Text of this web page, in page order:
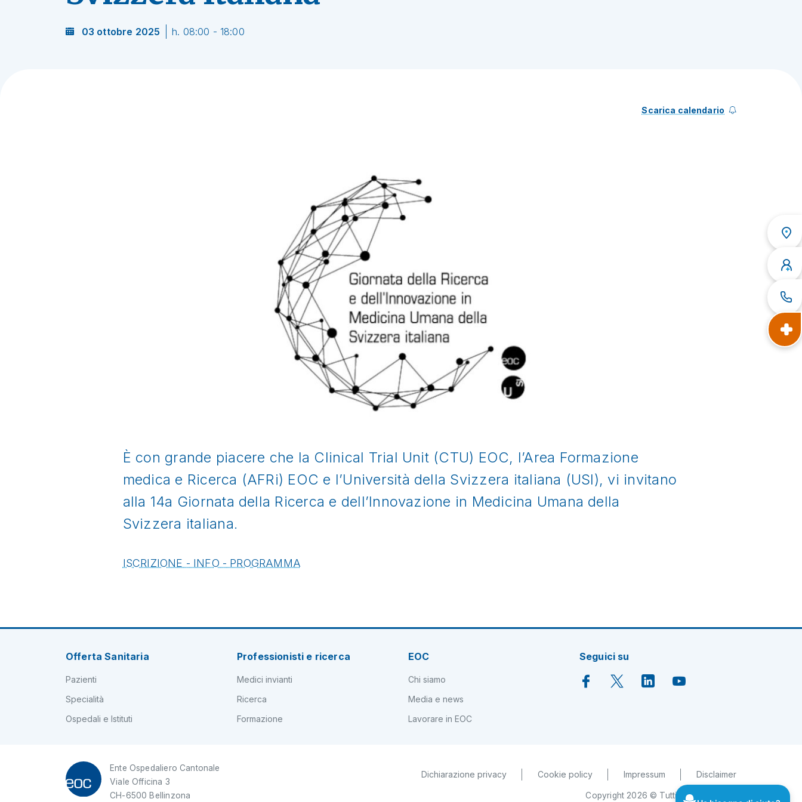
03 ottobre 2025 h. 08:00 - 18:00
Scarica calendario
È con grande piacere che la Clinical Trial Unit (CTU) EOC, l’Area Formazione
medica e Ricerca (AFRi) EOC e l’Università della Svizzera italiana (USI), vi invitano
alla 14a Giornata della Ricerca e dell’Innovazione in Medicina Umana della
Svizzera italiana.
ISCRIZIONE - INFO - PROGRAMMA
Offerta Sanitaria
Pazienti
Specialità
Ospedali e Istituti
Professionisti e ricerca
Medici invianti
Ricerca
Formazione
EOC
Chi siamo
Media e news
Lavorare in EOC
Seguici su
Ente Ospedaliero Cantonale
Viale Officina 3
CH-6500 Bellinzona
Dichiarazione privacy Cookie policy Impressum Disclaimer
Copyright 2026 © Tutti i diritti riservati